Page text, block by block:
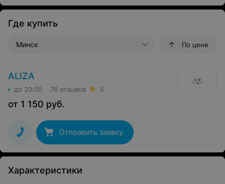
Где купить
Минск По цене
ALIZA
до 20:00 76 отзывов 5
от 1 150 руб.
Отправить заявку
Характеристики